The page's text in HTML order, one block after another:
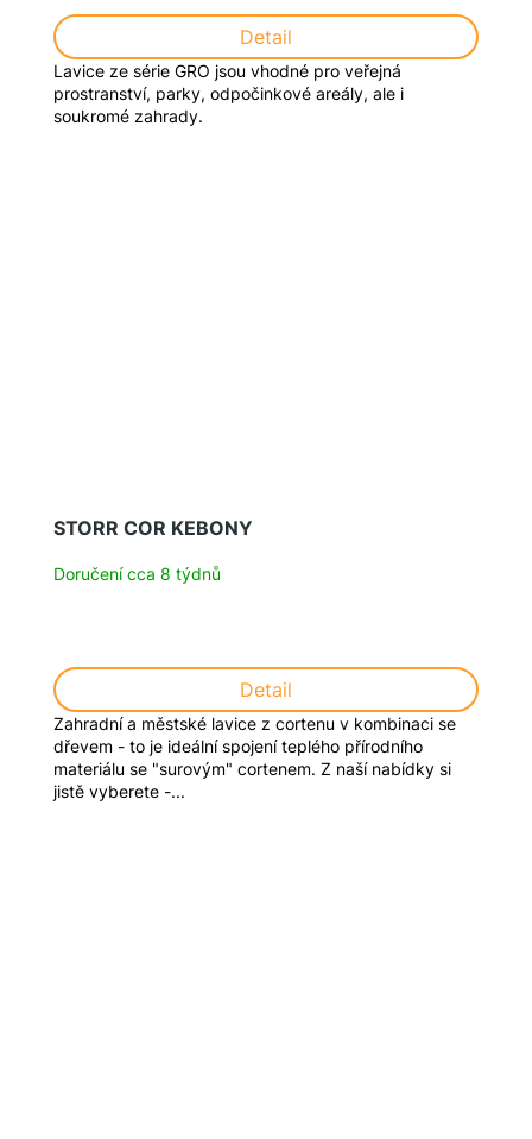
Detail
Lavice ze série GRO jsou vhodné pro veřejná
prostranství, parky, odpočinkové areály, ale i
soukromé zahrady.
STORR COR KEBONY
Doručení cca 8 týdnů
Detail
Zahradní a městské lavice z cortenu v kombinaci se
dřevem - to je ideální spojení teplého přírodního
materiálu se "surovým" cortenem. Z naší nabídky si
jistě vyberete -...